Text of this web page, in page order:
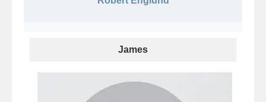
James